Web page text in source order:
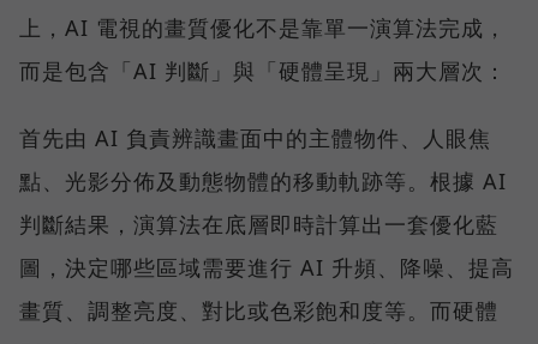
上，AI 電視的畫質優化不是靠單一演算法完成，
而是包含「AI 判斷」與「硬體呈現」兩大層次：
首先由 AI 負責辨識畫面中的主體物件、人眼焦
點、光影分佈及動態物體的移動軌跡等。根據 AI
判斷結果，演算法在底層即時計算出一套優化藍
圖，決定哪些區域需要進行 AI 升頻、降噪、提高
畫質、調整亮度、對比或色彩飽和度等。而硬體